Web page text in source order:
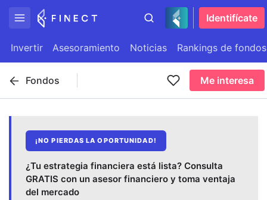
Identifícate
Invertir Asesoramiento Noticias Rankings de fondos
Fondos Me interesa
¡NO PIERDAS LA OPORTUNIDAD!
¿Tu estrategia financiera está lista? Consulta
GRATIS con un asesor financiero y toma ventaja
del mercado